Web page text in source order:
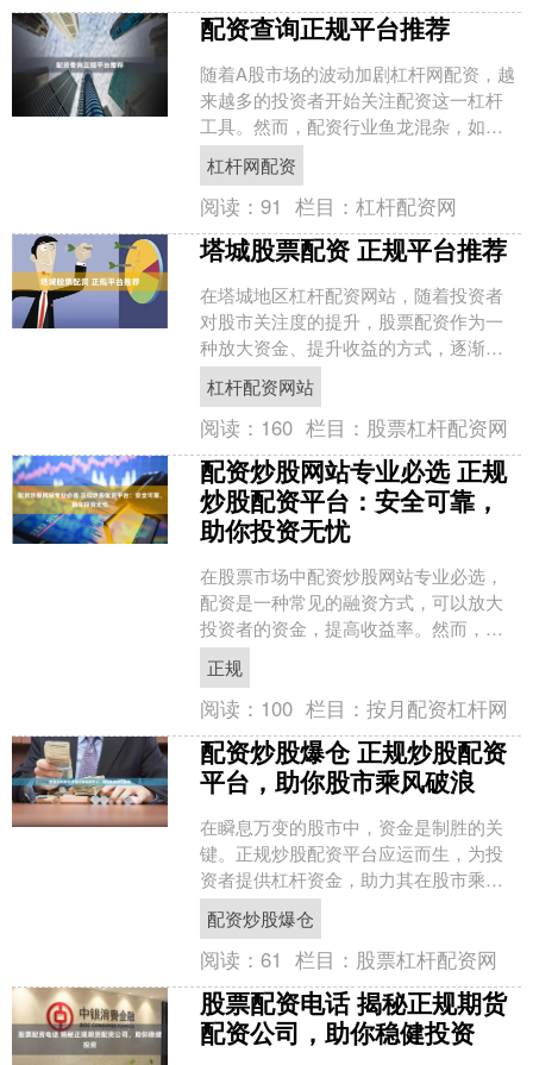
配资查询正规平台推荐
随着A股市场的波动加剧杠杆网配资，越
来越多的投资者开始关注配资这一杠杆
工具。然而，配资行业鱼龙混杂，如何
查询并选择正规平台成为投资者必须掌
握的核心技能。本文将为....
杠杆网配资
阅读：91 栏目：杠杆配资网
塔城股票配资 正规平台推荐
在塔城地区杠杆配资网站，随着投资者
对股市关注度的提升，股票配资作为一
种放大资金、提升收益的方式，逐渐受
到更多人的关注。然而，面对市场上众
多的配资平台，如何选择一....
杠杆配资网站
阅读： 160 栏目： 股票杠杆配资网
配资炒股网站专业必选 正规
炒股配资平台：安全可靠，
助你投资无忧
在股票市场中配资炒股网站专业必选，
配资是一种常见的融资方式，可以放大
投资者的资金，提高收益率。然而，选
择正规可靠的炒股配资平台至关重要，
以保障资金安全和投资收益....
正规
阅读： 100 栏目：按月配资杠杆网
配资炒股爆仓 正规炒股配资
平台，助你股市乘风破浪
在瞬息万变的股市中，资金是制胜的关
键。正规炒股配资平台应运而生，为投
资者提供杠杆资金，助力其在股市乘风
破浪。 * **了解股票交易的基本原理：**
了解买卖股票、....
配资炒股爆仓
阅读：61 栏目： 股票杠杆配资网
股票配资电话 揭秘正规期货
配资公司，助你稳健投资